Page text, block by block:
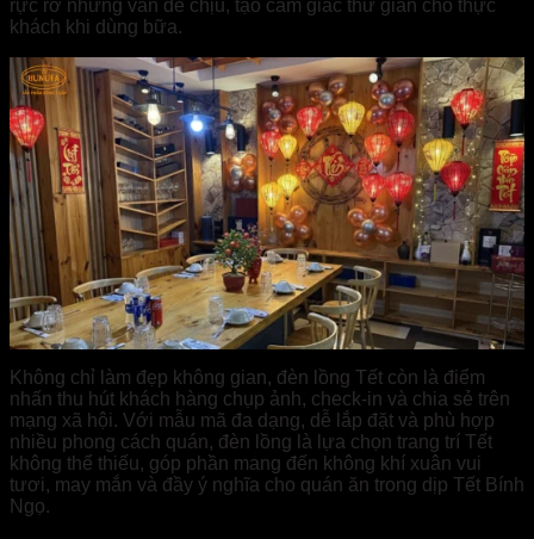
rực rỡ nhưng vẫn dễ chịu, tạo cảm giác thư giãn cho thực
khách khi dùng bữa.
Không chỉ làm đẹp không gian, đèn lồng Tết còn là điểm
nhấn thu hút khách hàng chụp ảnh, check-in và chia sẻ trên
mạng xã hội. Với mẫu mã đa dạng, dễ lắp đặt và phù hợp
nhiều phong cách quán, đèn lồng là lựa chọn trang trí Tết
không thể thiếu, góp phần mang đến không khí xuân vui
tươi, may mắn và đầy ý nghĩa cho quán ăn trong dịp Tết Bính
Ngọ.